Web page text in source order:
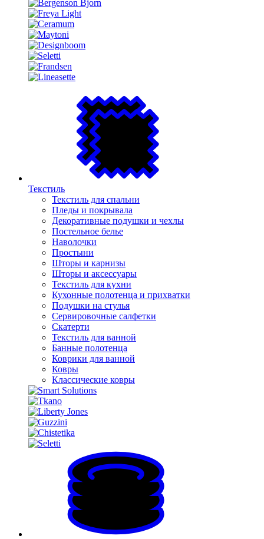
Текстиль
Текстиль для спальни
Пледы и покрывала
Декоративные подушки и чехлы
Постельное белье
Наволочки
Простыни
Шторы и карнизы
Шторы и аксессуары
Текстиль для кухни
Кухонные полотенца и прихватки
Подушки на стулья
Сервировочные салфетки
Скатерти
Текстиль для ванной
Банные полотенца
Коврики для ванной
Ковры
Классические ковры